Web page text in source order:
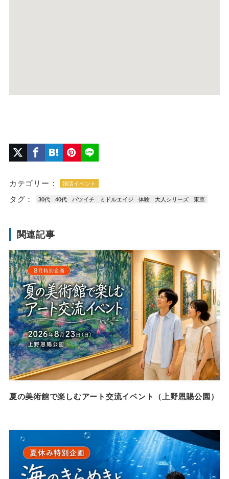
カテゴリー： 婚活イベント
タグ： 30代 40代 バツイチ ミドルエイジ 体験 大人シリーズ 東京
関連記事
夏の美術館で楽しむアート交流イベント（上野恩賜公園）